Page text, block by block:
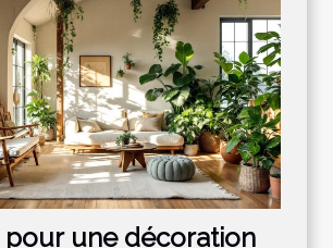
pour une décoration